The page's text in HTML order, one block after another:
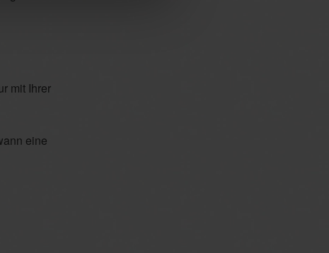
mit Ihrer
eine